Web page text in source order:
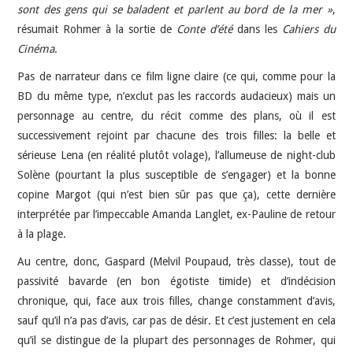
sont des gens qui se baladent et parlent au bord de la mer »,
résumait Rohmer à la sortie de Conte d’étédans les Cahiers du
Cinéma.
Pas de narrateur dans ce film ligne claire (ce qui, comme pour la
BD du même type, n’exclut pas les raccords audacieux) mais un
personnage au centre, du récit comme des plans, où il est
successivement rejoint par chacune des trois filles: la belle et
sérieuse Lena (en réalité plutôt volage), l’allumeuse de night-club
Solène (pourtant la plus susceptible de s’engager) et la bonne
copine Margot (qui n’est bien sûr pas que ça), cette dernière
interprétée par l’impeccable Amanda Langlet, ex-Pauline de retour
à la plage.
Au centre, donc, Gaspard (Melvil Poupaud, très classe), tout de
passivité bavarde (en bon égotiste timide) et d’indécision
chronique, qui, face aux trois filles, change constamment d’avis,
sauf qu’il n’a pas d’avis, car pas de désir. Et c’est justement en cela
qu’il se distingue de la plupart des personnages de Rohmer, qui